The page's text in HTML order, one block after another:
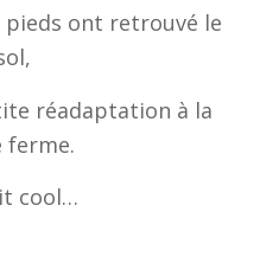
ont retrouvé le
réadaptation à la
ferme.
cool…